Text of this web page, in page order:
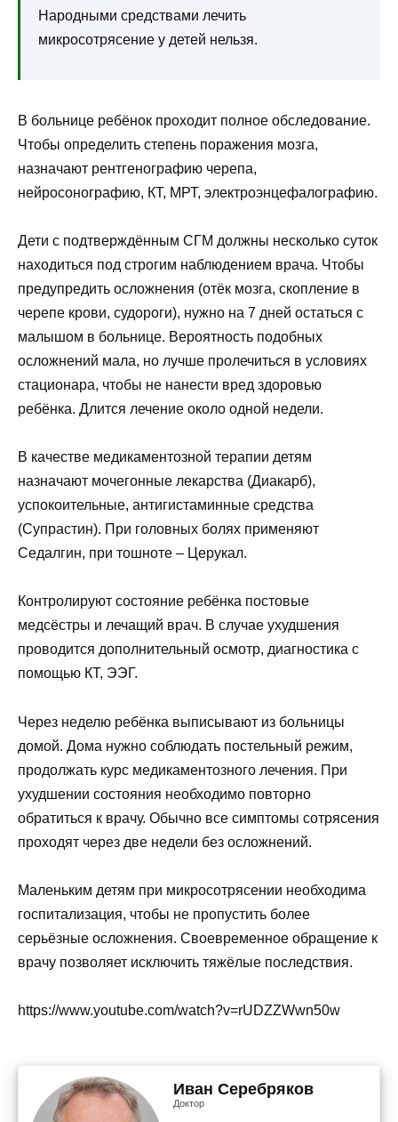
Народными средствами лечить
микросотрясение у детей нельзя.
В больнице ребёнок проходит полное обследование.
Чтобы определить степень поражения мозга,
назначают рентгенографию черепа,
нейросонографию, КТ, МРТ, электроэнцефалографию.
Дети с подтверждённым СГМ должны несколько суток
находиться под строгим наблюдением врача. Чтобы
предупредить осложнения (отёк мозга, скопление в
черепе крови, судороги), нужно на 7 дней остаться с
малышом в больнице. Вероятность подобных
осложнений мала, но лучше пролечиться в условиях
стационара, чтобы не нанести вред здоровью
ребёнка. Длится лечение около одной недели.
В качестве медикаментозной терапии детям
назначают мочегонные лекарства (Диакарб),
успокоительные, антигистаминные средства
(Супрастин). При головных болях применяют
Седалгин, при тошноте – Церукал.
Контролируют состояние ребёнка постовые
медсёстры и лечащий врач. В случае ухудшения
проводится дополнительный осмотр, диагностика с
помощью КТ, ЭЭГ.
Через неделю ребёнка выписывают из больницы
домой. Дома нужно соблюдать постельный режим,
продолжать курс медикаментозного лечения. При
ухудшении состояния необходимо повторно
обратиться к врачу. Обычно все симптомы сотрясения
проходят через две недели без осложнений.
Маленьким детям при микросотрясении необходима
госпитализация, чтобы не пропустить более
серьёзные осложнения. Своевременное обращение к
врачу позволяет исключить тяжёлые последствия.
https://www.youtube.com/watch?v=rUDZZWwn50w
Иван Серебряков
Доктор